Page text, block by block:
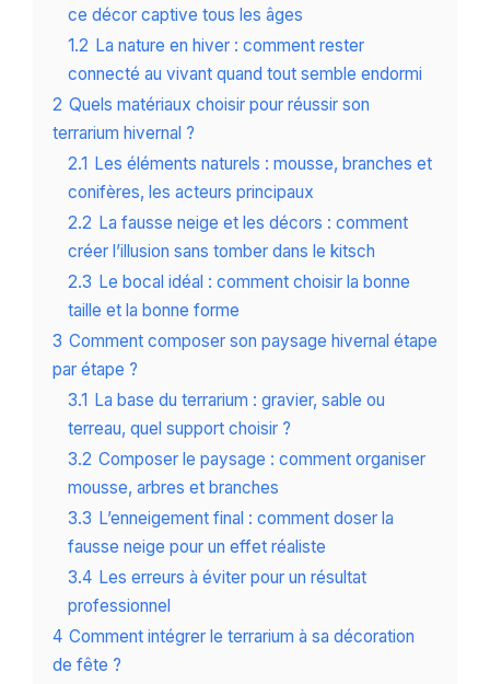
ce décor captive tous les âges
1.2 La nature en hiver : comment rester
connecté au vivant quand tout semble endormi
2 Quels matériaux choisir pour réussir son
terrarium hivernal ?
2.1 Les éléments naturels : mousse, branches et
conifères, les acteurs principaux
2.2 La fausse neige et les décors : comment
créer l’illusion sans tomber dans le kitsch
2.3 Le bocal idéal : comment choisir la bonne
taille et la bonne forme
3 Comment composer son paysage hivernal étape
par étape ?
3.1 La base du terrarium : gravier, sable ou
terreau, quel support choisir ?
3.2 Composer le paysage : comment organiser
mousse, arbres et branches
3.3 L’enneigement final : comment doser la
fausse neige pour un effet réaliste
3.4 Les erreurs à éviter pour un résultat
professionnel
4 Comment intégrer le terrarium à sa décoration
de fête ?